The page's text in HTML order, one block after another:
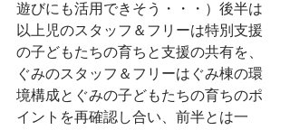
遊びにも活用できそう・・・）後半は
以上児のスタッフ＆フリーは特別支援
の子どもたちの育ちと支援の共有を、
ぐみのスタッフ＆フリーはぐみ棟の環
境構成とぐみの子どもたちの育ちのポ
イントを再確認し合い、前半とは一